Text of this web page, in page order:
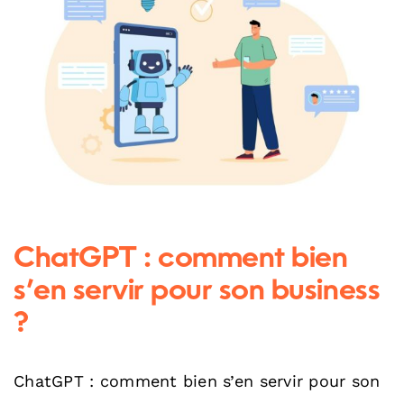
ChatGPT : comment bien s’en
servir pour son business ?
ChatGPT : comment bien
s’en servir pour son business
?
ChatGPT : comment bien s’en servir pour son